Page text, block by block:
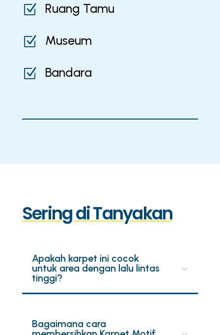
Z Ruang Tamu
Z Museum
Z Bandara
Sering di Tanyakan
Apakah karpet ini cocok
untuk area dengan lalu lintas
tinggi?
Bagaimana cara